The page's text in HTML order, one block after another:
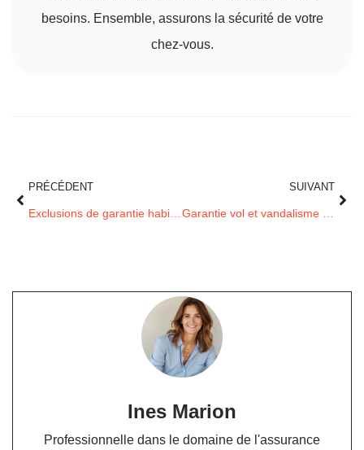
besoins. Ensemble, assurons la sécurité de votre
chez-vous.
PRÉCÉDENT
Exclusions de garantie habitation : risques non couverts pour votre maison
SUIVANT
Garantie vol et vandalisme : comment sécuriser efficacement votre maison
Ines Marion
Professionnelle dans le domaine de l'assurance